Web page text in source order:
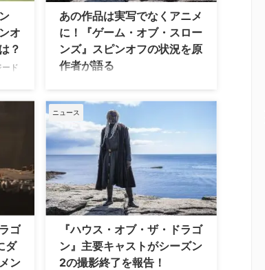
で明らかになった。 シーズン2につい
て詳しい内容は伏せられているが、シ
ーズン …
オ
？
ド
フ
プ
な
れ
商業
オフ
ら
は
あの作品は実写でなくアニメ
に！『ゲーム・オブ・スロー
ンズ』スピンオフの状況を原
作者が語る
ブ・スローンズ』の原作者であるジョ
ージ・R・R・マーティンが、本家シリ
ーズから派生したアニメ版スピンオフ
が3本進行中だと明かした。 海が舞台
の実写は莫大なお金がかかるので…
『ゲーム・オブ・スローンズ』のスピ
ンオフ作品については数多くのプロジ
ェクトが浮上していると以前報じられ
ていたが、マーティンが自身のブログ
を更新し、そのうちの1本として発表
されていた『Nine Voyages（原題）』
が実写版からアニメシリーズへ変更に
ゴ
ダ
ン
ニュース
『ハウス・オブ・ザ・ドラゴ
ン』主要キャストがシーズン
2の撮影終了を報告！